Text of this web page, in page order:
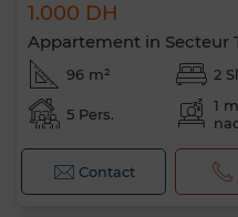
1.000 DH
Appartement in Secteur
96 m² 2
5 Pers.
1
Contact